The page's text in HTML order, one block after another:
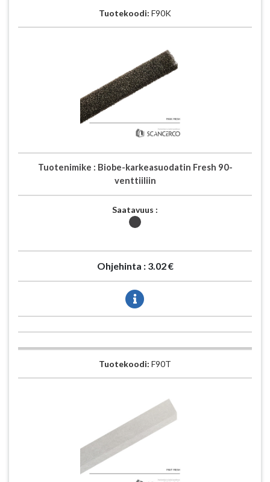
Tuotekoodi: F90K
Tuotenimike : Biobe-karkeasuodatin Fresh 90-
venttiiliin
Saatavuus :
Ohjehinta : 3.02 €
Tuotekoodi: F90T